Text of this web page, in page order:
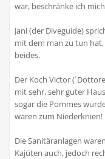
war, beschränke ich
Jani (der Diveguide)
mit dem man zu tun
beides.
Der Koch Victor
mit sehr, sehr guter
sogar die Pommes
waren zum Niederknien!
Die Sanitäranlagen
Kajüten auch, jedoch